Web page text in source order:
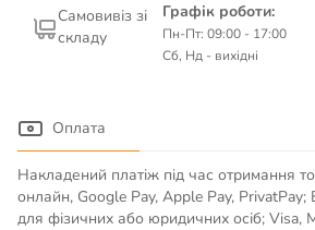
Самовивіз зі
складу
Графік роботи:
Пн-Пт: 09:00 - 17:00
Сб, Нд - вихідні
Оплата
Накладений платіж під час отримання
онлайн, Google Pay, Apple Pay, PrivatPay;
для фізичних або юридичних осіб; Visa,